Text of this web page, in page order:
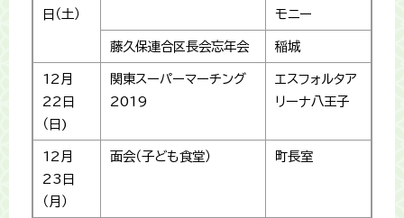
日（土）
モニー
藤久保連合区長会忘年会 稲城
12月
22日
（日)
関東スーパーマーチング
2019
エスフォルタア
リーナ八王子
12月
23日
（月）
面会（子ども食堂） 町長室